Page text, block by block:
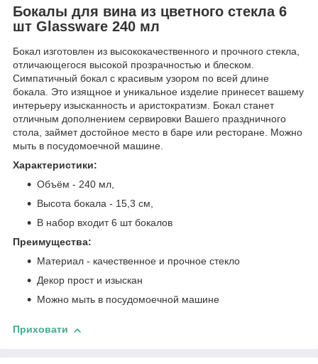
Бокалы для вина из цветного стекла 6
шт Glassware 240 мл
Бокал изготовлен из высококачественного и прочного стекла,
отличающегося высокой прозрачностью и блеском.
Симпатичный бокал с красивым узором по всей длине
бокала. Это изящное и уникальное изделие принесет вашему
интерьеру изысканность и аристократизм. Бокал станет
отличным дополнением сервировки Вашего праздничного
стола, займет достойное место в баре или ресторане. Можно
мыть в посудомоечной машине.
Характеристики:
Объём - 240 мл,
Высота бокала - 15,3 см,
В набор входит 6 шт бокалов
Преимущества:
Материал - качественное и прочное стекло
Декор прост и изыскан
Можно мыть в посудомоечной машине
Приховати